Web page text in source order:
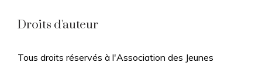
Droits d'auteur
Tous droits réservés à l'Association des Jeunes